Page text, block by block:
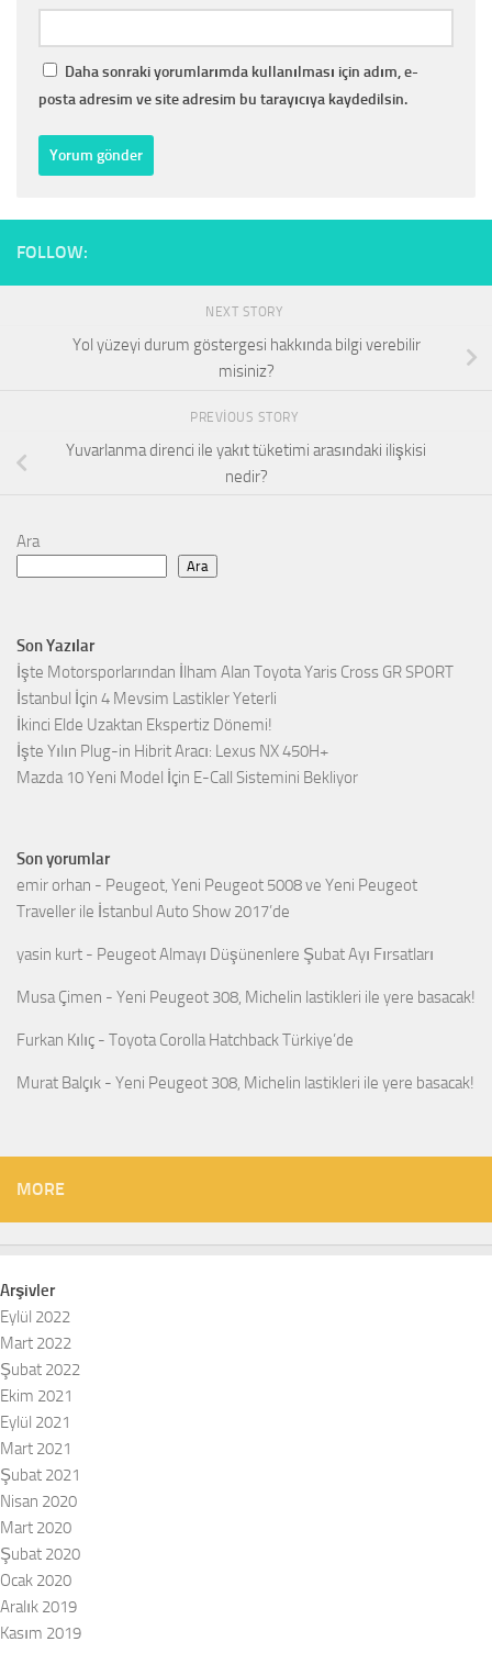
Daha sonraki yorumlarımda kullanılması için adım, e-
posta adresim ve site adresim bu tarayıcıya kaydedilsin.
FOLLOW:
NEXT STORY
Yol yüzeyi durum göstergesi hakkında bilgi verebilir
misiniz?
PREVIOUS STORY
Yuvarlanma direnci ile yakıt tüketimi arasındaki ilişkisi
nedir?
Ara
Ara
Son Yazılar
İşte Motorsporlarından İlham Alan Toyota Yaris Cross GR SPORT
İstanbul İçin 4 Mevsim Lastikler Yeterli
İkinci Elde Uzaktan Ekspertiz Dönemi!
İşte Yılın Plug-in Hibrit Aracı: Lexus NX 450H+
Mazda 10 Yeni Model İçin E-Call Sistemini Bekliyor
Son yorumlar
emir orhan - Peugeot, Yeni Peugeot 5008 ve Yeni Peugeot
Traveller ile İstanbul Auto Show 2017’de
yasin kurt - Peugeot Almayı Düşünenlere Şubat Ayı Fırsatları
Musa Çimen - Yeni Peugeot 308, Michelin lastikleri ile yere basacak!
Furkan Kılıç - Toyota Corolla Hatchback Türkiye’de
Murat Balçık - Yeni Peugeot 308, Michelin lastikleri ile yere basacak!
MORE
Arşivler
Eylül 2022
Mart 2022
Şubat 2022
Ekim 2021
Eylül 2021
Mart 2021
Şubat 2021
Nisan 2020
Mart 2020
Şubat 2020
Ocak 2020
Aralık 2019
Kasım 2019